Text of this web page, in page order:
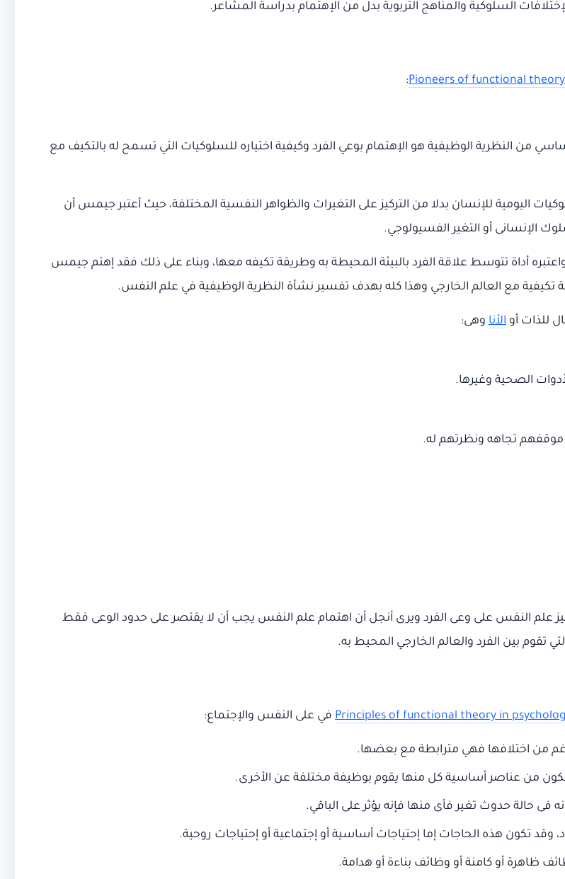
السلوكية والمناهج التربوية بدل من الإهتمام بدراسة المشاعر.
Pioneers of functional
:
من النظرية الوظيفية هو الإهتمام بوعي الفرد وكيفية اختياره للسلوكيات التي تسمح له بالتكيف مع
اليومية للإنسان بدلا من التركيز على التغيرات والظواهر النفسية المختلفة، حيث أعتبر جيمس أن
الإنسانى أو التغير الفسيولوجي.
أداة تتوسط علاقة الفرد بالبيئة المحيطة به وطريقة تكيفه معها، وبناء على ذلك فقد إهتم جيمس
تكيفية مع العالم الخارجي وهذا كله بهدف تفسير نشأة النظرية الوظيفية في علم النفس.
للذات أو الأنا وهى:
الصحية وغيرها.
تجاهه ونظرتهم له.
علم النفس على وعى الفرد ويرى أنجل أن اهتمام علم النفس يجب أن لا يقتصر على حدود الوعى فقط
تقوم بين الفرد والعالم الخارجي المحيط به.
Principles of functional theory in في على النفس والإجتماع:
من اختلافها فهي مترابطة مع بعضها.
من عناصر أساسية كل منها يقوم بوظيفة مختلفة عن الأخرى.
فى حالة حدوث تغير فأى منها فإنه يؤثر على الباقي.
وقد تكون هذه الحاجات إما إحتياجات أساسية أو إجتماعية أو إحتياجات روحية.
ظاهرة أو كامنة أو وظائف بناءة أو هدامة.